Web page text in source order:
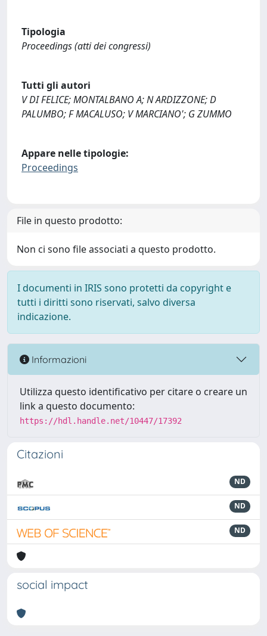
Tipologia
Proceedings (atti dei congressi)
Tutti gli autori
V DI FELICE; MONTALBANO A; N ARDIZZONE; D
PALUMBO; F MACALUSO; V MARCIANO'; G ZUMMO
Appare nelle tipologie:
Proceedings
File in questo prodotto:
Non ci sono file associati a questo prodotto.
I documenti in IRIS sono protetti da copyright e
tutti i diritti sono riservati, salvo diversa
indicazione.
Informazioni
Utilizza questo identificativo per citare o creare un
link a questo documento:
https://hdl.handle.net/10447/17392
Citazioni
ND
ND
ND
social impact